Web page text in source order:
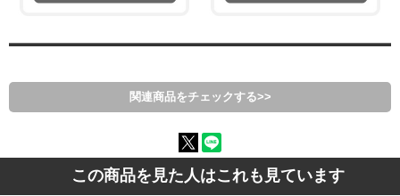
関連商品をチェックする>>
この商品を見た人はこれも見ています